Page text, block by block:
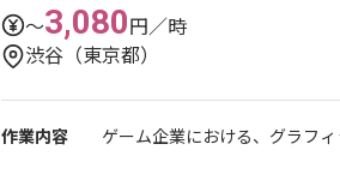
〜3,080円／時
渋谷（東京都）
作業内容 ゲーム企業における、グラフ